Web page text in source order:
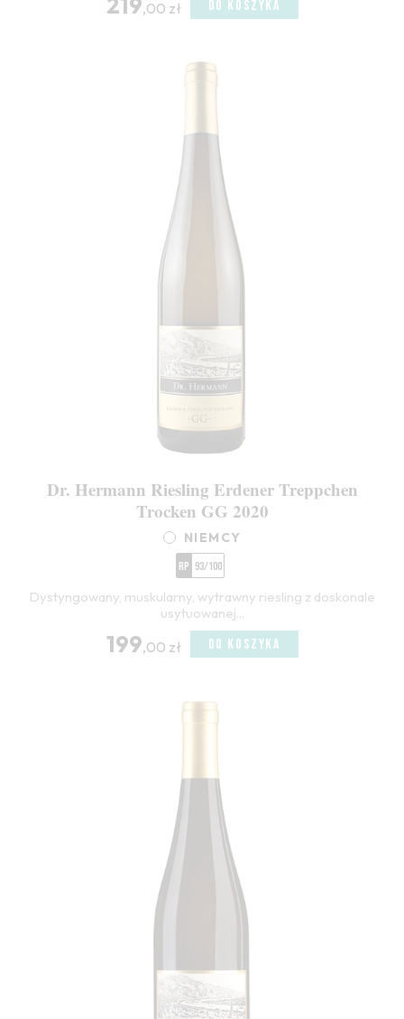
,00 zł DO KOSZYKA
Dr. Hermann Riesling Erdener Treppchen
Trocken GG 2020
NIEMCY
RP 93/100
Dystyngowany, muskularny, wytrawny riesling z doskonale
usytuowanej...
199,00 zł DO KOSZYKA